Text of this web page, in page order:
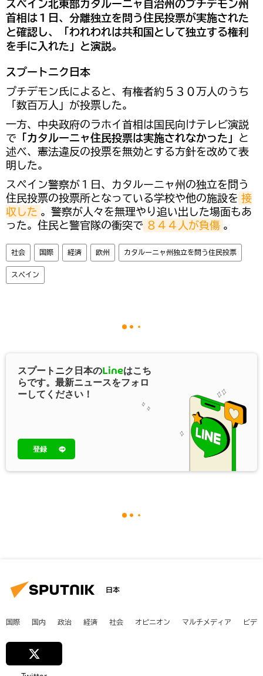
スペイン北東部カタルーニャ自治州のプチデモン州
首相は１日、分離独立を問う住民投票が実施された
と確認し、「われわれは共和国として独立する権利
を手に入れた」と演説。
スプートニク日本
プチデモン氏によると、有権者約５３０万人のうち
「数百万人」が投票した。
一方、中央政府のラホイ首相は国民向けテレビ演説
で 「カタルーニャ住民投票は実施されなかった」 と
述べ、憲法違反の投票を無効とする方針を改めて表
明した。
スペイン警察が１日、カタルーニャ州の独立を問う
住民投票の投票所となっている学校や他の施設を 接
収した 。警察が人々を無理やり追い出した場面もあ
った。住民と警官隊の衝突で ８４４人が負傷 。
社会 国際 経済 欧州 カタルーニャ州独立を問う住民投票
スペイン
スプートニク日本のLineはこち
らです。最新ニュースをフォロ
ーしてください！
登録
日本
国際 国内 政治 経済 社会 オピニオン マルチメディア ビデ